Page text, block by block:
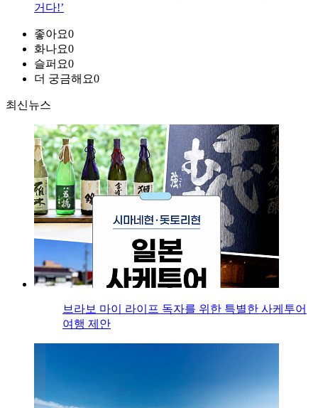
거다!’
좋아요0
화나요0
슬퍼요0
더 궁금해요0
최신뉴스
브라보 마이 라이프 독자를 위한 특별한 사케투어
여행 제안